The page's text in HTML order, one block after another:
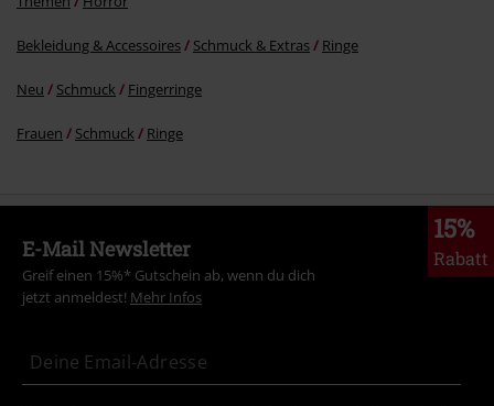
Bekleidung & Accessoires Schmuck & Extras Ringe
Neu Schmuck Fingerringe
Frauen Schmuck Ringe
15%
Rabatt
E-Mail Newsletter
Greif einen 15%* Gutschein ab, wenn du dich
jetzt anmeldest! Mehr Infos